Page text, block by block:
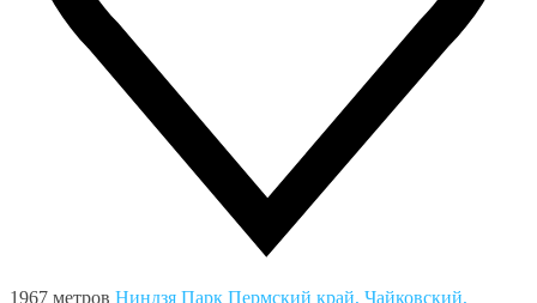
1967 метров Ниндзя Парк Пермский край, Чайковский,